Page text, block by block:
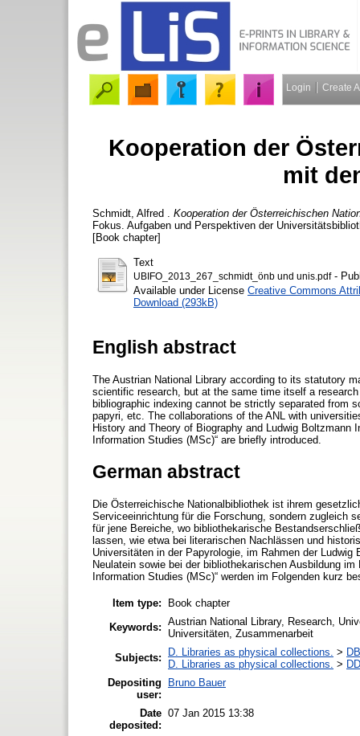
Login Create
Kooperation der
mit
Schmidt, Alfred
Kooperation der Österreichischen
Fokus. Aufgaben und Perspektiven der
[Book chapter]
Text
UBIFO_2013_267_schmidt_önb und unis.pdf-
Available under License Creative Commons
Download (293kB)
English abstract
The Austrian National Library according to its statutory
scientific research, but at the same time itself a
bibliographic indexing cannot be strictly separated from
papyri, etc. The collaborations of the ANL with
History and Theory of Biography and Ludwig Boltzmann
Information Studies (MSc)“ are briefly introduced.
German abstract
Die Österreichische Nationalbibliothek ist ihrem
Serviceeinrichtung für die Forschung, sondern zugleich
für jene Bereiche, wo bibliothekarische
lassen, wie etwa bei literarischen Nachlässen und
Universitäten in der Papyrologie, im Rahmen der
Neulatein sowie bei der bibliothekarischen Ausbildung
Information Studies (MSc)“ werden im Folgenden kurz
Item type:
Book chapter
Keywords: Austrian National Library, Research,
Universitäten, Zusammenarbeit
Subjects:
D. Libraries as physical collections. >
D. Libraries as physical collections. >
Depositing
user:
Bruno Bauer
Date
deposited:
07 Jan 2015 13:38